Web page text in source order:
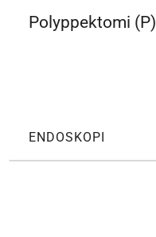
Polyppektomi (P)
ENDOSKOPI